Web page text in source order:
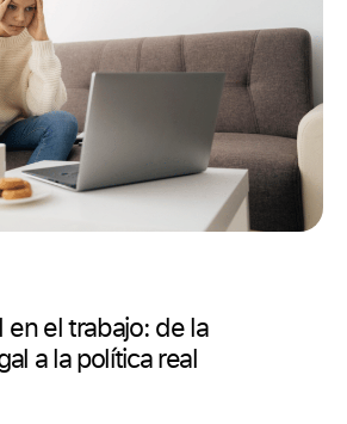
el trabajo: de la
a la política real